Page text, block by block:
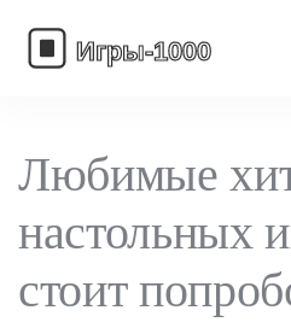
Любимые
настольных
стоит